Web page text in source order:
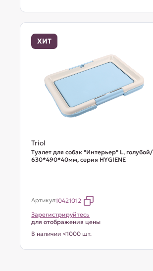
ХИТ
Triol
Туалет для собак "Интерьер" L,
630*490*40мм, серия HYGIENE
Артикул10421012
Зарегистрируйтесь
для отображения цены
В наличии <1000 шт.